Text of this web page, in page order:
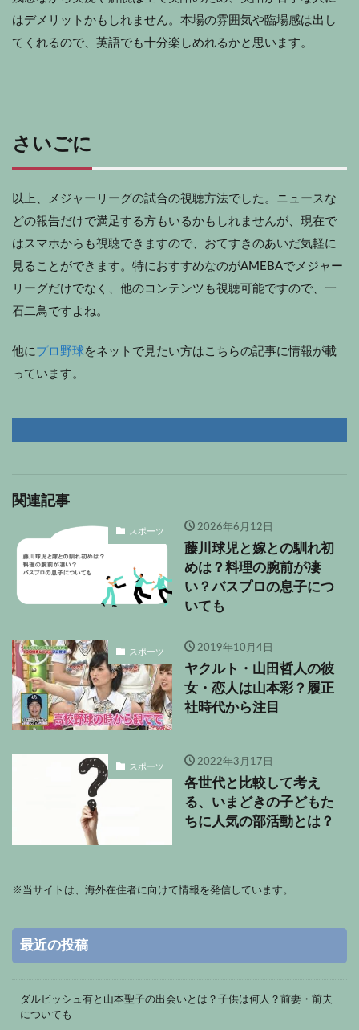
はデメリットかもしれません。本場の雰囲気や臨場感は出し
てくれるので、英語でも十分楽しめれるかと思います。
さいごに
以上、メジャーリーグの試合の視聴方法でした。ニュースな
どの報告だけで満足する方もいるかもしれませんが、現在で
はスマホからも視聴できますので、おてすきのあいだ気軽に
見ることができます。特におすすめなのがAMEBAでメジャー
リーグだけでなく、他のコンテンツも視聴可能ですので、一
石二鳥ですよね。
他に プロ野球 をネットで見たい方はこちらの記事に情報が載
っています。
関連記事
スポーツ 2026年6月12日
藤川球児と嫁との馴れ初
めは？料理の腕前が凄
い？バスプロの息子につ
いても
スポーツ 2019年10月4日
ヤクルト・山田哲人の彼
女・恋人は山本彩？履正
社時代から注目
スポーツ 2022年3月17日
各世代と比較して考え
る、いまどきの子どもた
ちに人気の部活動とは？
※ 当サイトは、海外在住者に向けて情報を発信しています。
最近の投稿
ダルビッシュ有と山本聖子の出会いとは？子供は何人？前妻・前夫
についても